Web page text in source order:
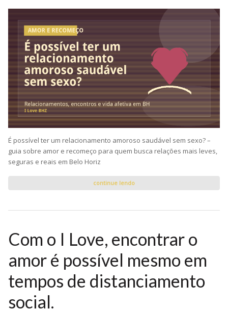
É possível ter um relacionamento amoroso saudável sem sexo? –
guia sobre amor e recomeço para quem busca relações mais leves,
seguras e reais em Belo Horiz
continue lendo
Com o I Love, encontrar o
amor é possível mesmo em
tempos de distanciamento
social.